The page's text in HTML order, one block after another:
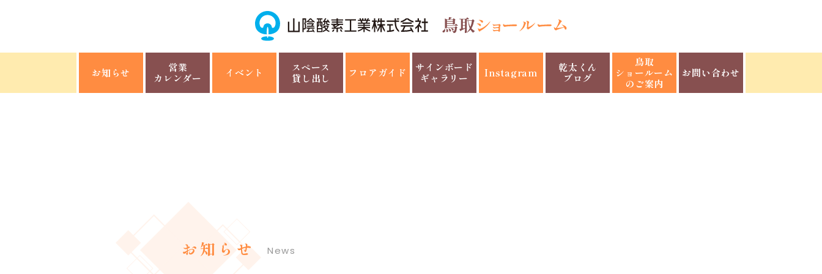
お知らせ
営業
カレンダー
イベント
スペース
貸し出し
フロアガイド
サインボード
ギャラリー
Instagram
乾太くん
ブログ
鳥取
ショールーム
のご案内
お問い合わせ
お知らせ News